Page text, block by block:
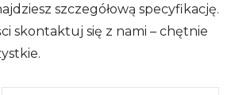
szczegółową specyfikację.
skontaktuj się z nami – chętnie